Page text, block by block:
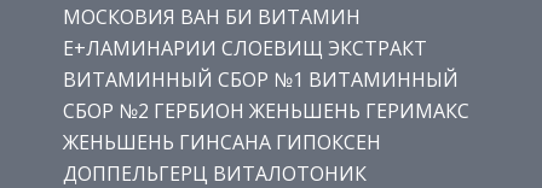
МОСКОВИЯ ВАН БИ ВИТАМИН
Е+ЛАМИНАРИИ СЛОЕВИЩ ЭКСТРАКТ
ВИТАМИННЫЙ СБОР №1 ВИТАМИННЫЙ
СБОР №2 ГЕРБИОН ЖЕНЬШЕНЬ ГЕРИМАКС
ЖЕНЬШЕНЬ ГИНСАНА ГИПОКСЕН
ДОППЕЛЬГЕРЦ ВИТАЛОТОНИК